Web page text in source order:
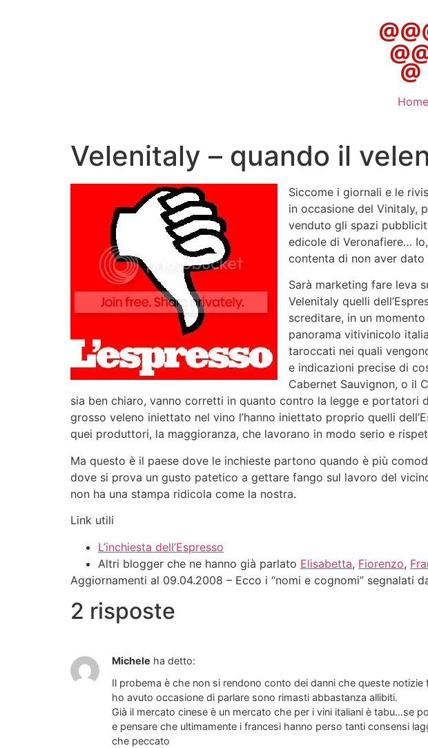
Home
Velenitaly – quando il
Siccome i giornali e le
in occasione del Vinitaly,
venduto gli spazi
edicole di Veronafiere…
contenta di non aver dato
Sarà marketing fare leva
Velenitaly quelli
screditare, in un
panorama vitivinicolo
taroccati nei quali
e indicazioni precise di
Cabernet Sauvignon, o il
sia ben chiaro, vanno corretti in quanto contro la legge e portatori
grosso veleno iniettato nel vino l’hanno iniettato proprio quelli
quei produttori, la maggioranza, che lavorano in modo serio e
Ma questo è il paese dove le inchieste partono quando è più
dove si prova un gusto patetico a gettare fango sul lavoro del
non ha una stampa ridicola come la nostra.
Link utili
L’inchiesta dell’Espresso
Altri blogger che ne hanno già parlato Elisabetta, Fiorenzo,
Aggiornamenti al 09.04.2008 – Ecco i “nomi e cognomi” segnalati
2 risposte
Michele ha detto:
Il probema è che non si rendono conto dei danni che queste
ho avuto occasione di parlare sono rimasti abbastanza allibiti.
Già il mercato cinese è un mercato che per i vini italiani è tabu…se
e pensare che ultimamente i francesi hanno perso tanti consensi
che peccato